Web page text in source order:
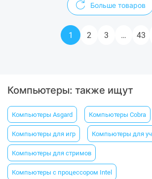
Больше товаров
1 2 3 … 43
Компьютеры: также ищут
Компьютеры Asgard Компьютеры Cobra
Компьютеры для игр Компьютеры для
Компьютеры для стримов
Компьютеры с процессором Intel